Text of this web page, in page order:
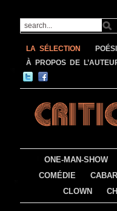
LA SÉLECTION
À PROPOS DE
ONE-MAN-SHOW
COMÉDIE
CLOWN